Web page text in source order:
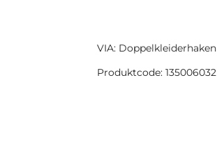
VIA: Doppelkleiderhaken
Produktcode: 135006032